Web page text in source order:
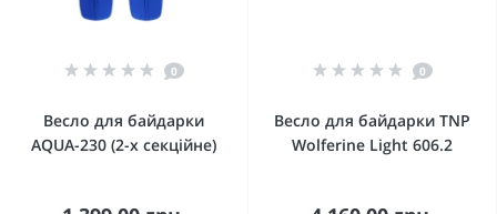
0
Весло для байдарки
AQUA-230 (2-х секційне)
0
Весло для байдарки TNP
Wolferine Light 606.2